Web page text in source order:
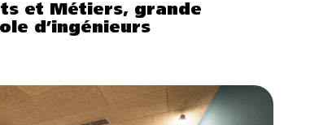
et Métiers, grande
d’ingénieurs